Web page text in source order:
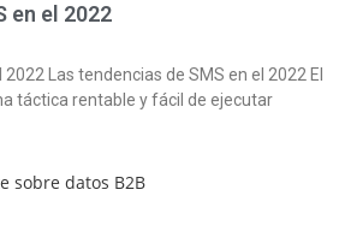
en el 2022
Las tendencias de SMS en el 2022 El
táctica rentable y fácil de ejecutar